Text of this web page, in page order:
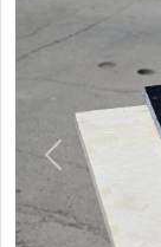
Previous